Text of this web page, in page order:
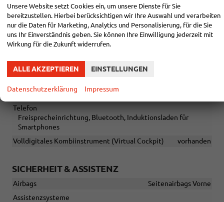
Sitze
Isofix (Kindersitzbefestigung), Sitzheizung
Sitze: Verstellbarkeit
Höhenverstellbarer Fahrersitz
INFOTAINMENT & KOMMUNIKATION
Audioanlage
Schnittstelle USB, Android Auto, Apple CarPlay
Navigationssystem
Navigation, Navigation per Audio
Telefon
Freisprecheinrichtung, Bluetooth, Induktionsladen für
Smartphones
Volldigitales Kombiinstrument (Virtual Cockpit)
vorhanden
SICHERHEIT & ASSISTENZ
Airbags
Seitenairbags Vorne
Assistenzsysteme
Unsere Website setzt Cookies ein, um unsere Dienste für Sie
bereitzustellen. Hierbei berücksichtigen wir Ihre Auswahl und verarbeiten
nur die Daten für Marketing, Analytics und Personalisierung, für die Sie
uns Ihr Einverständnis geben. Sie können Ihre Einwilligung jederzeit mit
Wirkung für die Zukunft widerrufen.
ALLE AKZEPTIEREN EINSTELLUNGEN
Datenschutzerklärung Impressum